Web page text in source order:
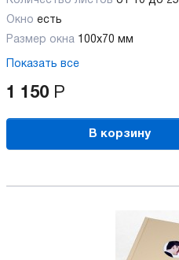
Окно есть
Размер окна 100х70 мм
Показать все
1 150 Р
В корзину